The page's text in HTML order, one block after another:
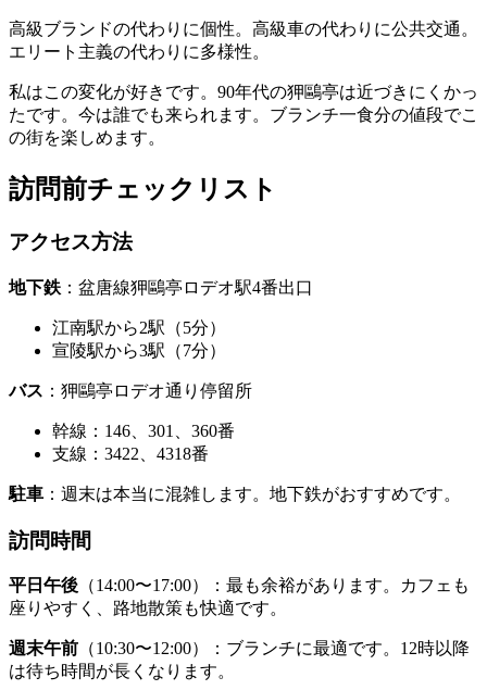
高級ブランドの代わりに個性。高級車の代わりに公共交通。
エリート主義の代わりに多様性。
私はこの変化が好きです。90年代の狎鷗亭は近づきにくかっ
たです。今は誰でも来られます。ブランチ一食分の値段でこ
の街を楽しめます。
訪問前チェックリスト
アクセス方法
地下鉄 ：盆唐線狎鷗亭ロデオ駅4番出口
江南駅から2駅（5分）
宣陵駅から3駅（7分）
バス ：狎鷗亭ロデオ通り停留所
幹線：146、301、360番
支線：3422、4318番
駐車 ：週末は本当に混雑します。地下鉄がおすすめです。
訪問時間
平日午後 （14:00〜17:00）：最も余裕があります。カフェも
座りやすく、路地散策も快適です。
週末午前 （10:30〜12:00）：ブランチに最適です。12時以降
は待ち時間が長くなります。